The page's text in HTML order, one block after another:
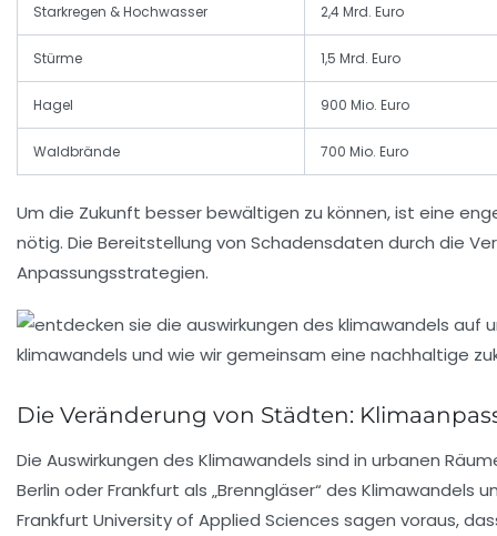
Starkregen & Hochwasser 2,4 Mrd. Euro
Stürme 1,5 Mrd. Euro
Hagel 900 Mio. Euro
Waldbrände 700 Mio. Euro
Um die Zukunft besser bewältigen zu können, ist eine
nötig. Die Bereitstellung von Schadensdaten durch die
Anpassungsstrategien.
Die Veränderung von Städten:
Die Auswirkungen des Klimawandels sind in urbanen
Berlin oder Frankfurt als „Brenngläser“ des
Frankfurt University of Applied Sciences sagen voraus,